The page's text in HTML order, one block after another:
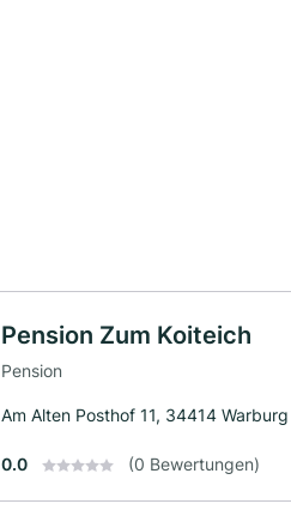
Pension Zum Koiteich
Pension
Am Alten Posthof 11, 34414 Warburg
0.0 (0 Bewertungen)